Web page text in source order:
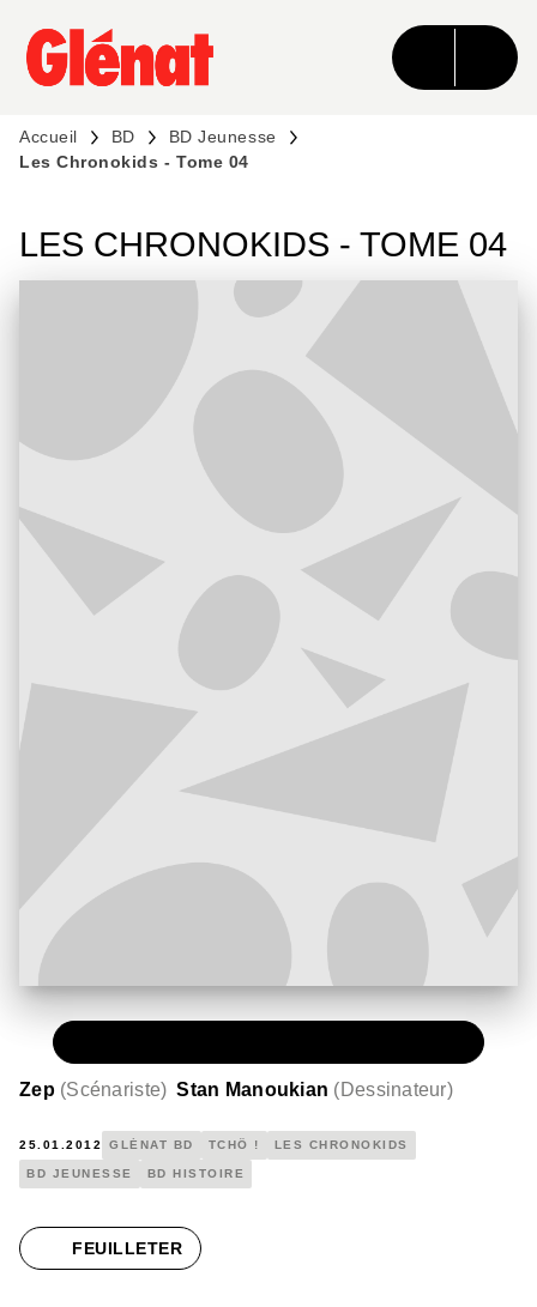
MENU RECHERCHE CONTENU
PIED DE PAGE
Accueil BD
BD Jeunesse
Les Chronokids - Tome 04
LES CHRONOKIDS - TOME 04
Zep (Scénariste) Stan Manoukian (Dessinateur)
25.01.2012 GLÉNAT BD TCHÔ ! LES CHRONOKIDS
BD JEUNESSE BD HISTOIRE
FEUILLETER